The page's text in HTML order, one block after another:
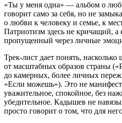
«Ты у меня одна» — альбом о
говорит само за себя, но не
о любви к человеку и семье, к
Патриотизм здесь не кричащий, а
пропущенный через личные
Трек-лист дает понять, насколько
от масштабных образов страны
до камерных, более личных
«Если можешь»). Это не
уважительное, спокойное, без
убедительное. Кадышев не
просто говорит о том, что для